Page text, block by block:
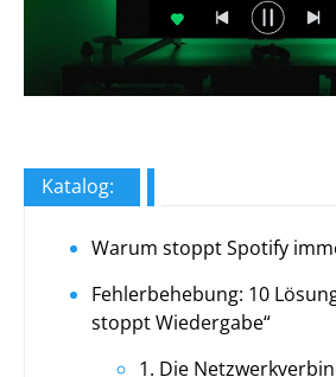
Katalog:
Warum stoppt Spotify
Fehlerbehebung: 10
stoppt Wiedergabe“
1. Die